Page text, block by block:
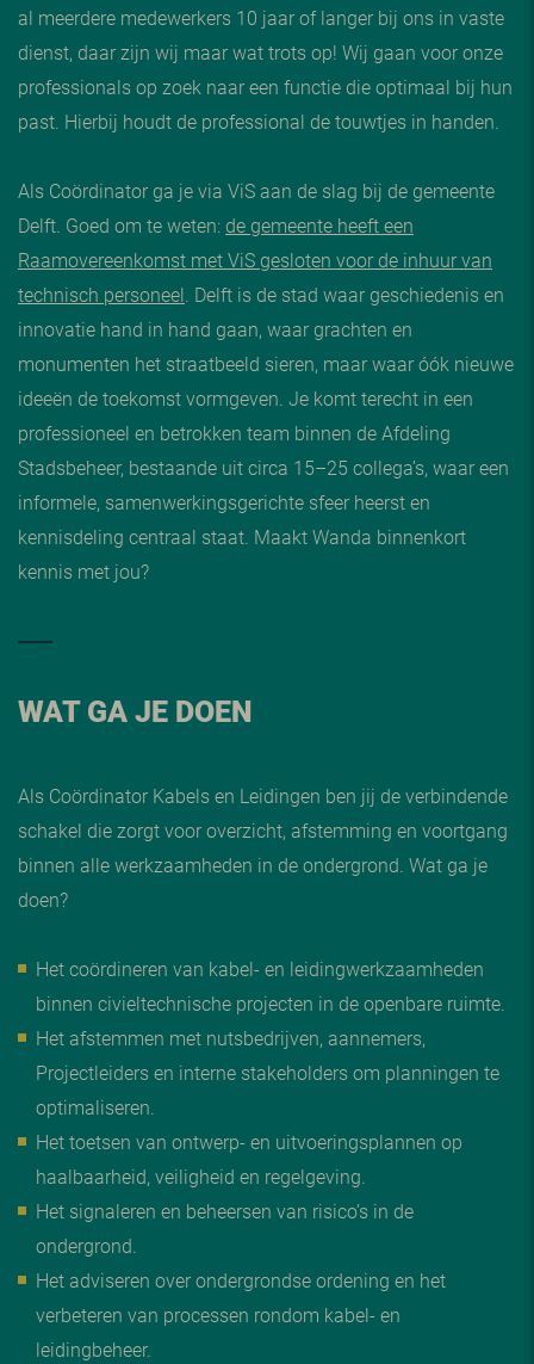
al meerdere medewerkers 10 jaar of langer bij ons in vaste
dienst, daar zijn wij maar wat trots op! Wij gaan voor onze
professionals op zoek naar een functie die optimaal bij hun
past. Hierbij houdt de professional de touwtjes in handen.
Als Coördinator ga je via ViS aan de slag bij de gemeente
Delft. Goed om te weten:de gemeente heeft een
Raamovereenkomst met ViS gesloten voor de inhuur van
technisch personeel. Delft is de stad waar geschiedenis en
innovatie hand in hand gaan, waar grachten en
monumenten het straatbeeld sieren, maar waar óók nieuwe
ideeën de toekomst vormgeven. Je komt terecht in een
professioneel en betrokken team binnen de Afdeling
Stadsbeheer, bestaande uit circa 15–25 collega’s, waar een
informele, samenwerkingsgerichte sfeer heerst en
kennisdeling centraal staat. Maakt Wanda binnenkort
kennis met jou?
WAT GA JE DOEN
Als Coördinator Kabels en Leidingen ben jij de verbindende
schakel die zorgt voor overzicht, afstemming en voortgang
binnen alle werkzaamheden in de ondergrond. Wat ga je
doen?
Het coördineren van kabel- en leidingwerkzaamheden
binnen civieltechnische projecten in de openbare ruimte.
Het afstemmen met nutsbedrijven, aannemers,
Projectleiders en interne stakeholders om planningen te
optimaliseren.
Het toetsen van ontwerp- en uitvoeringsplannen op
haalbaarheid, veiligheid en regelgeving.
Het signaleren en beheersen van risico’s in de
ondergrond.
Het adviseren over ondergrondse ordening en het
verbeteren van processen rondom kabel- en
leidingbeheer.